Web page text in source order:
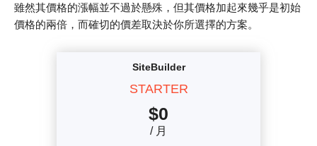
雖然其價格的漲幅並不過於懸殊，但其價格加起來幾乎是初始
價格的兩倍，而確切的價差取決於你所選擇的方案。
SiteBuilder
STARTER
$0
/ 月